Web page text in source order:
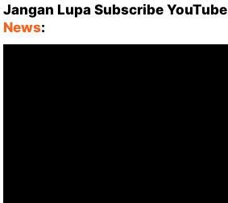
Jangan Lupa Subscribe YouTube
News: